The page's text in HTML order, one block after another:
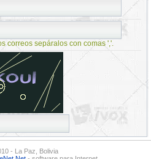
correos sepáralos con comas ','.
- La Paz, Bolivia